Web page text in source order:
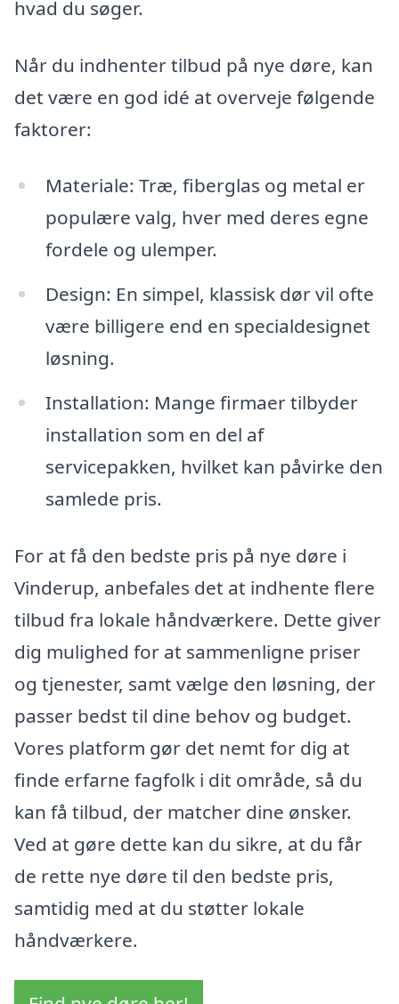
hvad du søger.
Når du indhenter tilbud på nye døre, kan
det være en god idé at overveje følgende
faktorer:
Materiale: Træ, fiberglas og metal er
populære valg, hver med deres egne
fordele og ulemper.
Design: En simpel, klassisk dør vil ofte
være billigere end en specialdesignet
løsning.
Installation: Mange firmaer tilbyder
installation som en del af
servicepakken, hvilket kan påvirke den
samlede pris.
For at få den bedste pris på nye døre i
Vinderup, anbefales det at indhente flere
tilbud fra lokale håndværkere. Dette giver
dig mulighed for at sammenligne priser
og tjenester, samt vælge den løsning, der
passer bedst til dine behov og budget.
Vores platform gør det nemt for dig at
finde erfarne fagfolk i dit område, så du
kan få tilbud, der matcher dine ønsker.
Ved at gøre dette kan du sikre, at du får
de rette nye døre til den bedste pris,
samtidig med at du støtter lokale
håndværkere.